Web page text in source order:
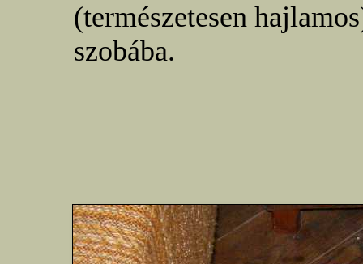
(természetesen
szobába.